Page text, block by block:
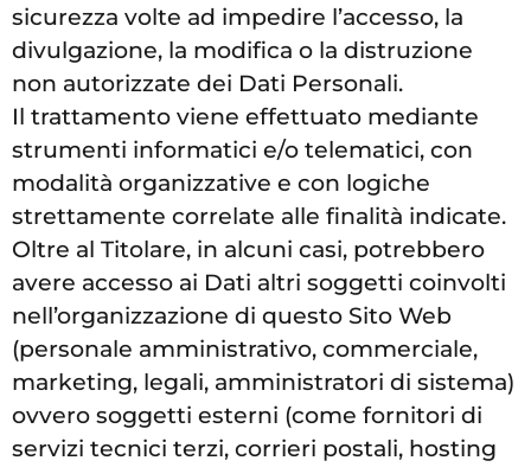
sicurezza volte ad impedire l’accesso, la
divulgazione, la modifica o la distruzione
non autorizzate dei Dati Personali.
Il trattamento viene effettuato mediante
strumenti informatici e/o telematici, con
modalità organizzative e con logiche
strettamente correlate alle finalità indicate.
Oltre al Titolare, in alcuni casi, potrebbero
avere accesso ai Dati altri soggetti coinvolti
nell’organizzazione di questo Sito Web
(personale amministrativo, commerciale,
marketing, legali, amministratori di sistema)
ovvero soggetti esterni (come fornitori di
servizi tecnici terzi, corrieri postali, hosting